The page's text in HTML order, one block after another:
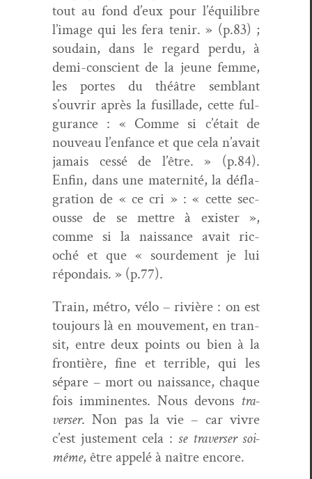
tout au fond d’eux pour l’équilibre
l’image qui les fera tenir. » (p.83) ;
soudain, dans le regard per­du, à
demi-con­scient de la jeune femme,
les portes du théâtre sem­blant
s’ouvrir après la fusil­lade, cette ful­
gu­rance : « Comme si c’était de
nou­veau l’enfance et que cela n’avait
jamais cessé de l’être. » (p.84).
Enfin, dans une mater­nité, la défla­
gra­tion de « ce cri » : « cette sec­
ousse de se met­tre à exis­ter »,
comme si la nais­sance avait ric­
oché et que « sour­de­ment je lui
répondais. » (p.77).
Train, métro, vélo – riv­ière : on est
tou­jours là en mou­ve­ment, en tran­
sit, entre deux points ou bien à la
fron­tière, fine et ter­ri­ble, qui les
sépare – mort ou nais­sance, chaque
fois immi­nentes. Nous devons tra­
vers­er. Non pas la vie – car vivre
c’est juste­ment cela :se tra­vers­er soi-
même, être appelé à naître encore.